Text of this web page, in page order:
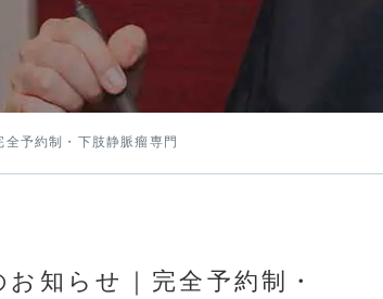
全予約制・下肢静脈瘤専門
知らせ｜完全予約制・